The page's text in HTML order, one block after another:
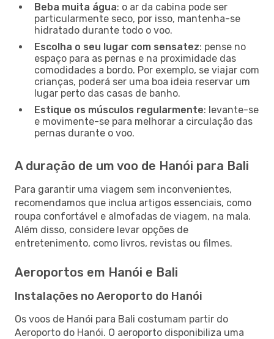
Beba muita água: o ar da cabina pode ser
particularmente seco, por isso, mantenha-se
hidratado durante todo o voo.
Escolha o seu lugar com sensatez: pense no
espaço para as pernas e na proximidade das
comodidades a bordo. Por exemplo, se viajar com
crianças, poderá ser uma boa ideia reservar um
lugar perto das casas de banho.
Estique os músculos regularmente: levante-se
e movimente-se para melhorar a circulação das
pernas durante o voo.
A duração de um voo de Hanói para Bali
Para garantir uma viagem sem inconvenientes,
recomendamos que inclua artigos essenciais, como
roupa confortável e almofadas de viagem, na mala.
Além disso, considere levar opções de
entretenimento, como livros, revistas ou filmes.
Aeroportos em Hanói e Bali
Instalações no Aeroporto do Hanói
Os voos de Hanói para Bali costumam partir do
Aeroporto do Hanói. O aeroporto disponibiliza uma